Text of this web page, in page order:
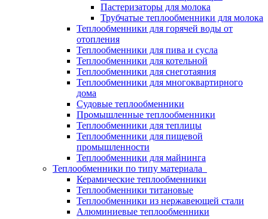
Пастеризаторы для молока
Трубчатые теплообменники для молока
Теплообменники для горячей воды от
отопления
Теплообменники для пива и сусла
Теплообменники для котельной
Теплообменники для снеготаяния
Теплообменники для многоквартирного
дома
Судовые теплообменники
Промышленные теплообменники
Теплообменники для теплицы
Теплообменники для пищевой
промышленности
Теплообменники для майнинга
Теплообменники по типу материала
Керамические теплообменники
Теплообменники титановые
Теплообменники из нержавеющей стали
Алюминиевые теплообменники